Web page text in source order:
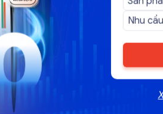
quản lý thuế tại Việt Nam với các
phân biệt cá nhân, doanh nghiệp
quyết toán.
thực hiện các nghĩa vụ thuế
trừ gia cảnh người phụ thuộc